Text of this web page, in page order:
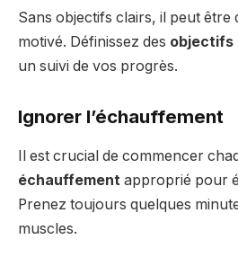
Sans objectifs clairs, il peut être
motivé. Définissez des objectifs
un suivi de vos progrès.
Ignorer l’échauffement
Il est crucial de commencer
échauffement approprié pour
Prenez toujours quelques
muscles.